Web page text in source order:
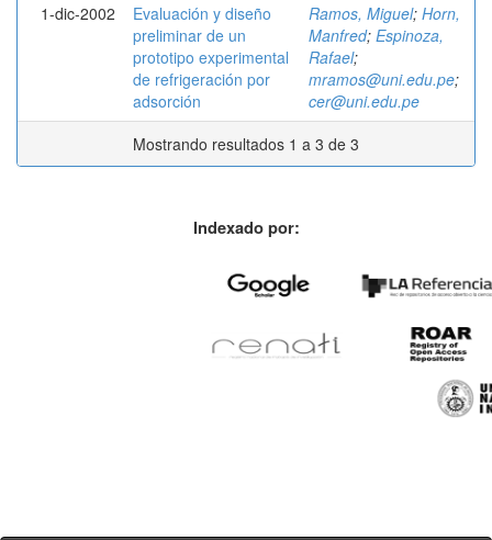
1-dic-2002
Evaluación y diseño
preliminar de un
prototipo experimental
de refrigeración por
adsorción
Ramos, Miguel; Horn,
Manfred; Espinoza,
Rafael;
mramos@uni.edu.pe;
cer@uni.edu.pe
Mostrando resultados 1 a 3 de 3
Indexado por: